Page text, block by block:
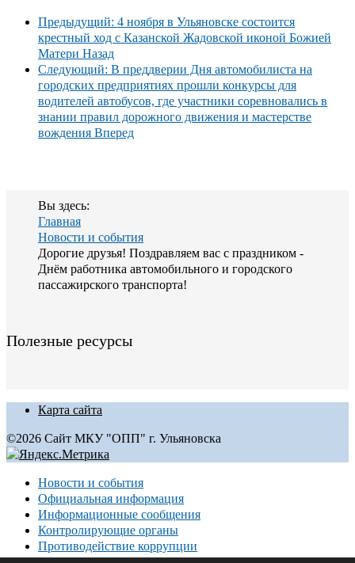
Предыдущий: 4 ноября в Ульяновске состоится
крестный ход с Казанской Жадовской иконой Божией
Матери Назад
Следующий: В преддверии Дня автомобилиста на
городских предприятиях прошли конкурсы для
водителей автобусов, где участники соревновались в
знании правил дорожного движения и мастерстве
вождения Вперед
Вы здесь:
Главная
Новости и события
Дорогие друзья! Поздравляем вас с праздником -
Днём работника автомобильного и городского
пассажирского транспорта!
Полезные ресурсы
Карта сайта
©2026 Сайт МКУ "ОПП" г. Ульяновска
Новости и события
Официальная информация
Информационные сообщения
Контролирующие органы
Противодействие коррупции